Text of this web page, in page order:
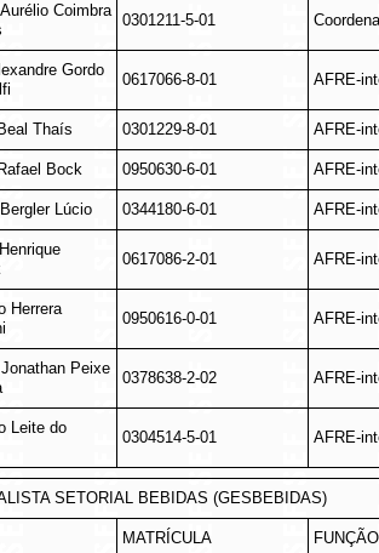
Coimbra
0301211-5-01
Gordo
0617066-8-01 AFRE-
Thaís 0301229-8-01 AFRE-
Bock 0950630-6-01 AFRE-
Lúcio 0344180-6-01 AFRE-
0617086-2-01 AFRE-
Herrera
0950616-0-01 AFRE-
Peixe
0378638-2-02 AFRE-
Leite do
0304514-5-01 AFRE-
SETORIAL BEBIDAS (GESBEBIDAS)
MATRÍCULA FUNÇÃO